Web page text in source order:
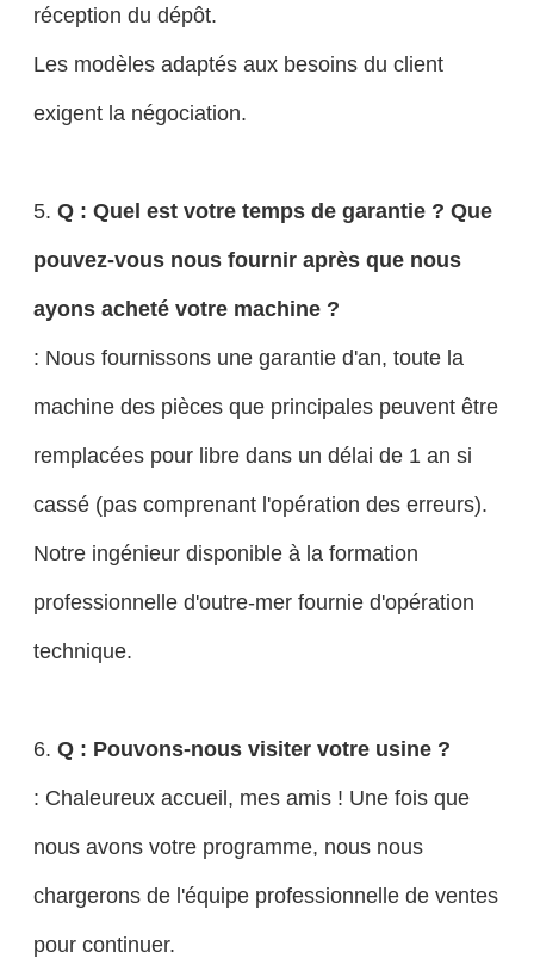
réception du dépôt.
Les modèles adaptés aux besoins du client
exigent la négociation.
5. Q : Quel est votre temps de garantie ? Que
pouvez-vous nous fournir après que nous
ayons acheté votre machine ?
: Nous fournissons une garantie d'an, toute la
machine des pièces que principales peuvent être
remplacées pour libre dans un délai de 1 an si
cassé (pas comprenant l'opération des erreurs).
Notre ingénieur disponible à la formation
professionnelle d'outre-mer fournie d'opération
technique.
6. Q : Pouvons-nous visiter votre usine ?
: Chaleureux accueil, mes amis ! Une fois que
nous avons votre programme, nous nous
chargerons de l'équipe professionnelle de ventes
pour continuer.